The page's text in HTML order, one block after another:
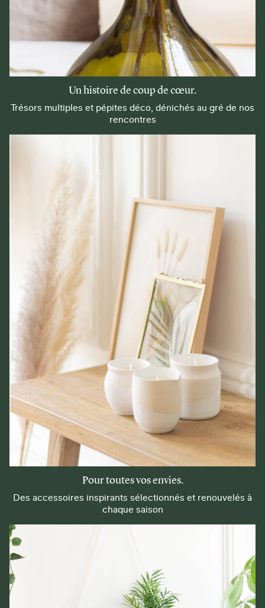
Un histoire de coup de cœur.
Trésors multiples et pépites déco, dénichés au gré de nos
rencontres
Pour toutes vos envies.
Des accessoires inspirants sélectionnés et renouvelés à
chaque saison